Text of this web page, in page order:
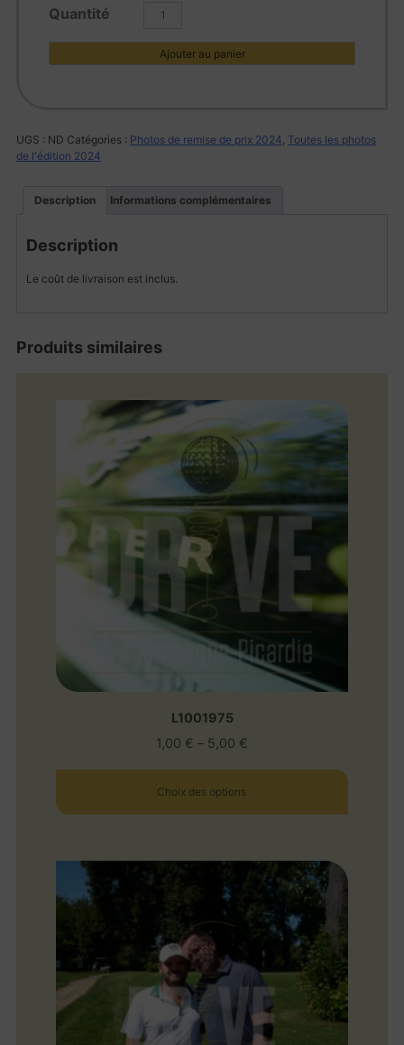
quantité
DSC_4949
Ajouter au panier
UGS : ND Catégories : Photos de remise de prix 2024 Toutes les photos
de l'édition 2024
Description Informations complémentaires
Description
Le coût de livraison est inclus.
Produits similaires
L1001975
1,00 € – 5,00 €
Choix des options